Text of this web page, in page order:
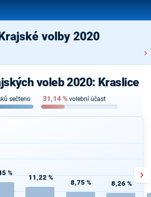
volby 2020
voleb 2020: Kraslice
sečteno 31,14% volební účast
%
11,22 %
8,75 % 8,26 %